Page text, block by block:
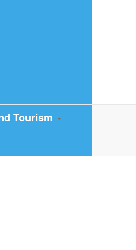
Tourism